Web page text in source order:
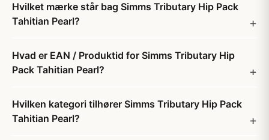
Hvilket mærke står bag Simms Tributary Hip Pack
Tahitian Pearl?
Hvad er EAN / Produktid for Simms Tributary Hip
Pack Tahitian Pearl?
Hvilken kategori tilhører Simms Tributary Hip Pack
Tahitian Pearl?